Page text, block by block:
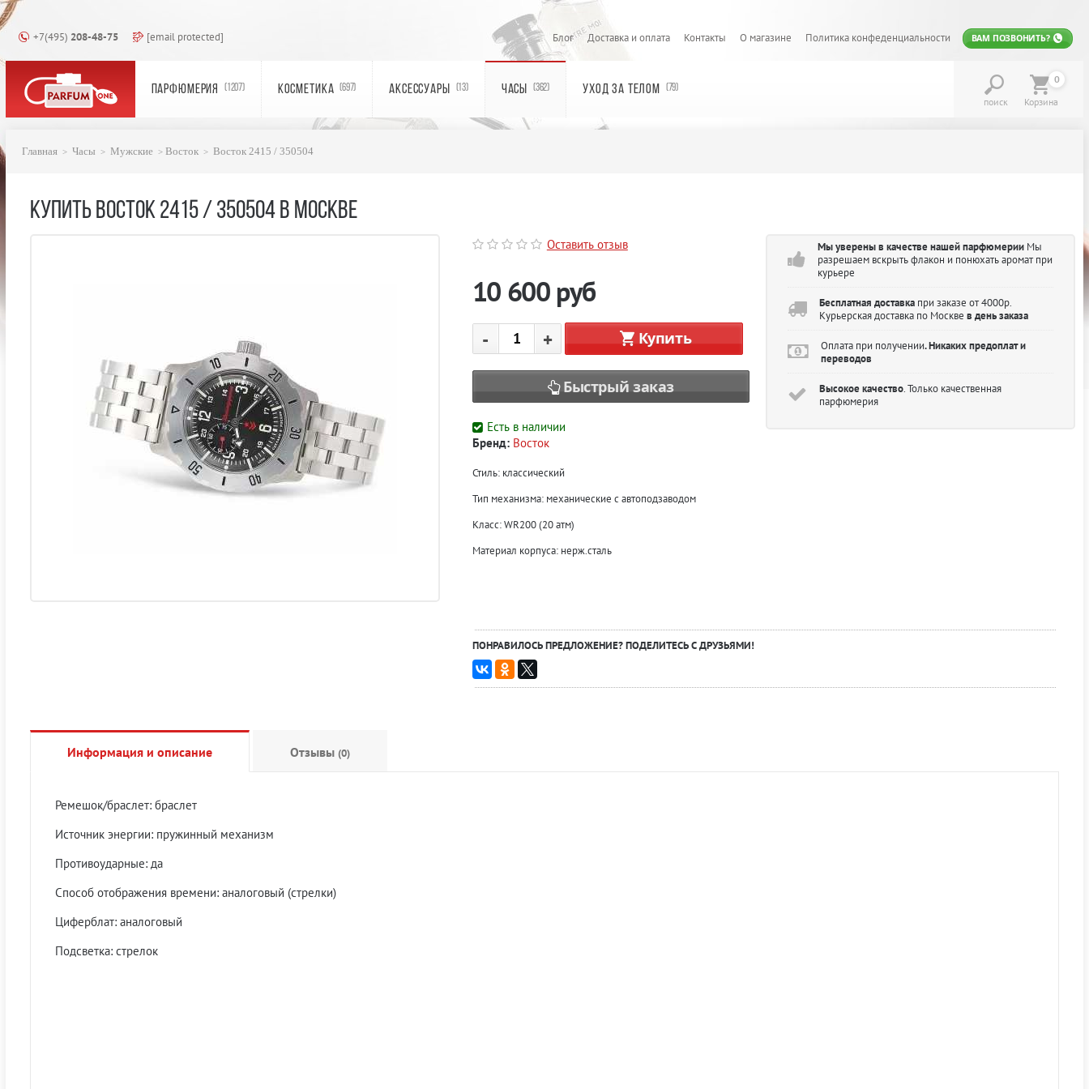
+7(495) 208-48-75 [email protected] Блог Доставка и оплата Контакты О магазине Политика конфеденциальности ВАМ ПОЗВОНИТЬ?
ПАРФЮМЕРИЯ (1207) КОСМЕТИКА (697) АКСЕССУАРЫ (13) ЧАСЫ (362) УХОД ЗА ТЕЛОМ (79)
поиск
0
Корзина
Главная Часы Мужские Восток Восток 2415 / 350504
КУПИТЬ ВОСТОК 2415 / 350504 В МОСКВЕ
Оставить отзыв
10 600 руб
- + Купить
Быстрый заказ
Есть в наличии
Бренд: Восток
Стиль: классический
Тип механизма: механические с автоподзаводом
Класс: WR200 (20 атм)
Материал корпуса: нерж.сталь
Мы уверены в качестве нашей парфюмерииМы
разрешаем вскрыть флакон и понюхать аромат при
курьере
Бесплатная доставкапри заказе от 4000р.
Курьерская доставка по Москве в день заказа
Оплата при получении. Никаких предоплат и
переводов
Высокое качество. Только качественная
парфюмерия
ПОНРАВИЛОСЬ ПРЕДЛОЖЕНИЕ? ПОДЕЛИТЕСЬ С ДРУЗЬЯМИ!
Информация и описание Отзывы (0)
Ремешок/браслет: браслет
Источник энергии: пружинный механизм
Противоударные: да
Способ отображения времени: аналоговый (стрелки)
Циферблат: аналоговый
Подсветка: стрелок